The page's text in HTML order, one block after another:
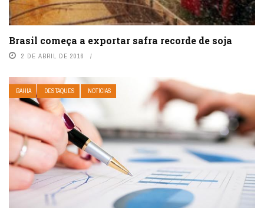
Brasil começa a exportar safra recorde de soja
2 DE ABRIL DE 2016
BAHIA DESTAQUES NOTÍCIAS